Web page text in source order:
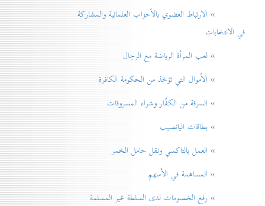
» الارتباط العضوي بالأحزاب العلمانية والمشاركة
في الانتخابات
» لعب المرأة الرياضة مع الرجال
» الأموال التي تؤخذ من الحكومة الكافرة
» السرقة من الكفّار وشراء المسروقات
» بطاقات اليانصيب
» العمل بالتاكسي ونقل حامل الخمر
» المساهمة في الأسهم
» رفع الخصومات لدی السلطة غير المسلمة